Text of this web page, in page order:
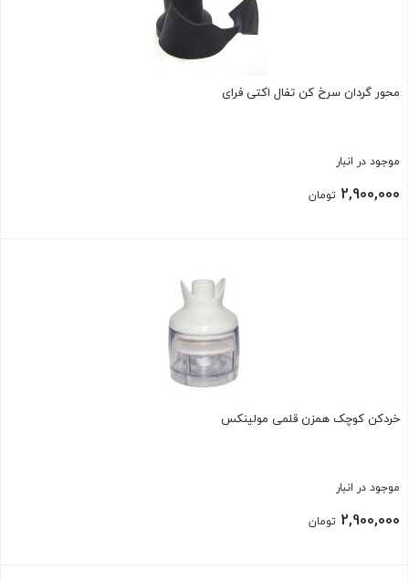
محور گردان سرخ کن تفال اکتی فرای
موجود در انبار
2,900,000 تومان
خردکن کوچک همزن قلمی مولینکس
موجود در انبار
2,900,000 تومان